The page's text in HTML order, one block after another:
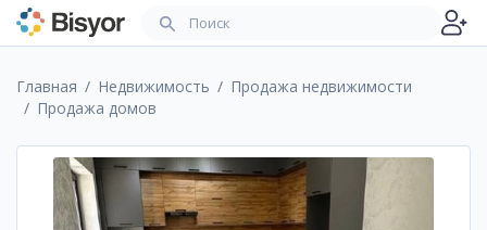
Главная Недвижимость
Продажа недвижимости
Продажа домов